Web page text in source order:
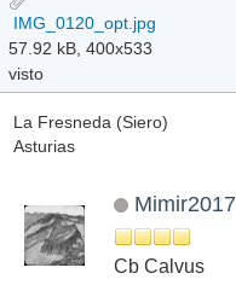
IMG_0120_opt.jpg
57.92 kB, 400x533
visto
La Fresneda (Siero)
Asturias
Mimir2017
Cb Calvus